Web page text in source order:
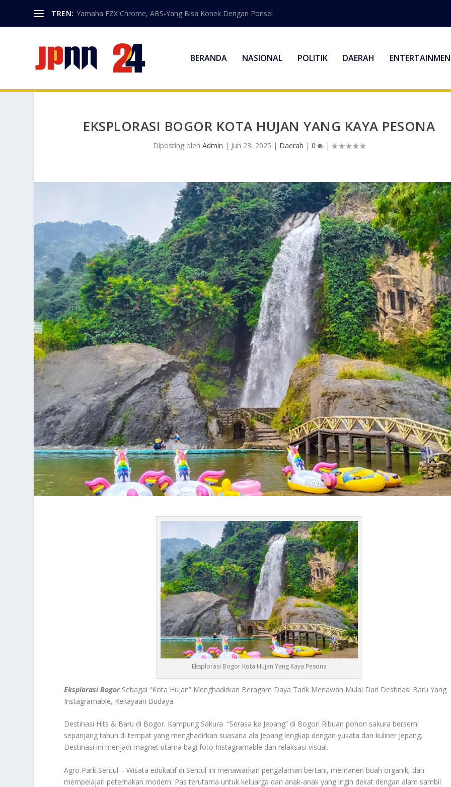
TREN: Yamaha FZX Chrome, ABS-Yang Bisa Konek Dengan Ponsel
BERANDA NASIONAL POLITIK DAERAH
EKSPLORASI BOGOR KOTA HUJAN YANG KAYA PESONA
Diposting olehAdmin | Jun 23, 2025 | Daerah |0 |
Eksplorasi Bogor Kota Hujan Yang Kaya Pesona
Eksplorasi BogorSebagai “Kota Hujan” Menghadirkan Beragam Daya Tarik Menawan Mulai Dari Destinasi Baru Yang
Instagramable, Kekayaan Budaya
Destinasi Hits & Baru di Bogor. Kampung Sakura “Serasa ke Jepang” di Bogor! Ribuan pohon sakura bersemi
sepanjang tahun di tempat yang menghadirkan suasana ala Jepang lengkap dengan yukata dan kuliner Jepang.
Destinasi ini menjadi magnet utama bagi foto Instagramable dan relaksasi visual.
Agro Park Sentul – Wisata edukatif di Sentul ini menawarkan pengalaman bertani, memanen buah organik, dan
mempelajari peternakan modern. Pas terutama untuk keluarga dan anak-anak yang ingin dekat dengan alam sambil